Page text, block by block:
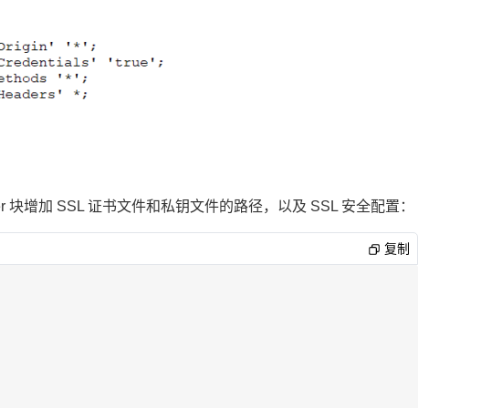
增加 SSL 证书文件和私钥文件的路径，以及 SSL 安全配置：
复制